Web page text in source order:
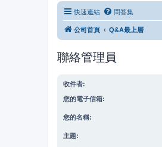
快速連結 問答集
公司首頁 Q&A最上層
聯絡管理員
收件者:
您的電子信箱:
您的名稱:
主題: